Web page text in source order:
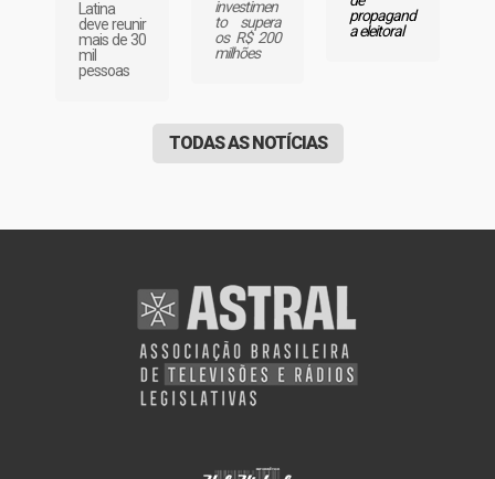
Latina
deve reunir
mais de 30
mil
pessoas
investimen
to supera
os R$ 200
milhões
propagand
a eleitoral
TODAS AS NOTÍCIAS